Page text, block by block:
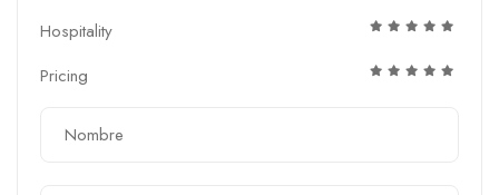
Hospitality
Pricing